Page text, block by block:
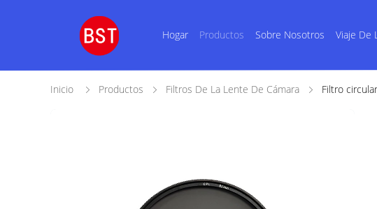
Hogar Productos Sobre Nosotros Viaje De
Inicio Productos Filtros De La Lente De Cámara Filtro